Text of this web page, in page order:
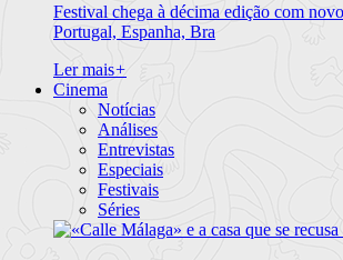
Festival chega à décima edição com
Portugal, Espanha, Bra
Ler mais+
Cinema
Notícias
Análises
Entrevistas
Especiais
Festivais
Séries